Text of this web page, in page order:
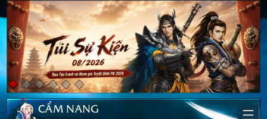
CẨM NANG
TIN TỨC
SỰ KIỆN
CẨM NANG
CẦN BIẾT
CỘNG ĐỒNG